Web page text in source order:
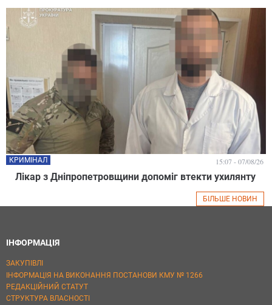
Лікар з Дніпропетровщини допоміг втекти ухилянту
КРИМІНАЛ 15:07 - 07/08/26
БІЛЬШЕ НОВИН
ІНФОРМАЦІЯ
ЗАКУПІВЛІ
ІНФОРМАЦІЯ НА ВИКОНАННЯ ПОСТАНОВИ КМУ № 1266
РЕДАКЦІЙНИЙ СТАТУТ
СТРУКТУРА ВЛАСНОСТІ